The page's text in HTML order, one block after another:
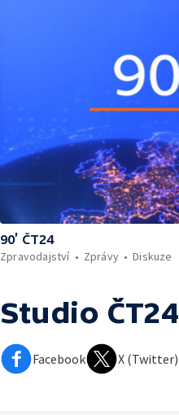
90’ ČT24
Zpravodajství
Zprávy Diskuze
Studio ČT24
Facebook X (Twitter)